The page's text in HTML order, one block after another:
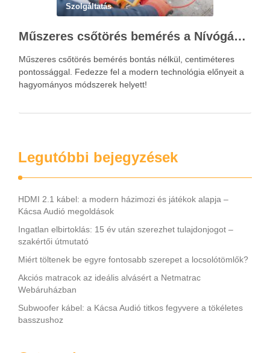
Szolgáltatás
Műszeres csőtörés bemérés a Nívógáz Hungária Kft.-vel
Műszeres csőtörés bemérés bontás nélkül, centiméteres
pontossággal. Fedezze fel a modern technológia előnyeit a
hagyományos módszerek helyett!
Legutóbbi bejegyzések
HDMI 2.1 kábel: a modern házimozi és játékok alapja –
Kácsa Audió megoldások
Ingatlan elbirtoklás: 15 év után szerezhet tulajdonjogot –
szakértői útmutató
Miért töltenek be egyre fontosabb szerepet a locsolótömlők?
Akciós matracok az ideális alvásért a Netmatrac
Webáruházban
Subwoofer kábel: a Kácsa Audió titkos fegyvere a tökéletes
basszushoz